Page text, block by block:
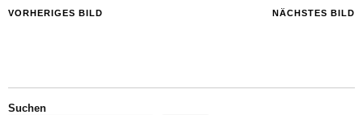
NÄCHSTES BILD
VORHERIGES BILD
Suchen